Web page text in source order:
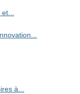
à...